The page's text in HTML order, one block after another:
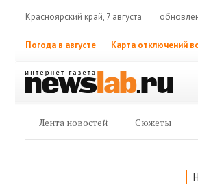
Красноярский край, 7 августа
Погода в августе Карта отключений
Лента новостей Сюжеты